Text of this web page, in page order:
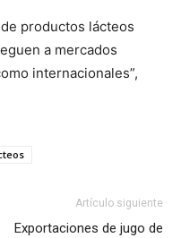
productos lácteos
a mercados
internacionales”,
Artículo siguiente
Exportaciones de jugo de